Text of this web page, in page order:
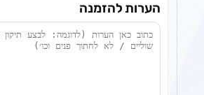
הערות להזמנה